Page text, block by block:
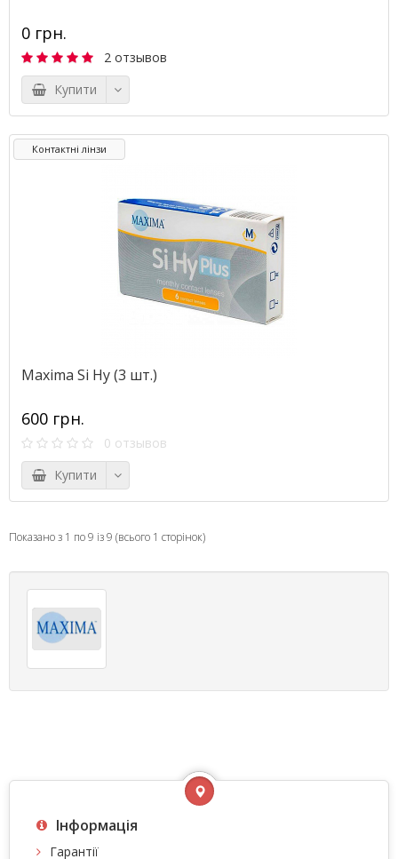
0 грн.
2 отзывов
Купити
Контактні лінзи
Maxima Si Hy (3 шт.)
600 грн.
0 отзывов
Купити
Показано з 1 по 9 із 9 (всього 1 сторінок)
Інформація
Гарантії